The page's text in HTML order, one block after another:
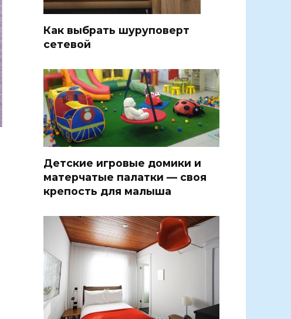
Как выбрать шуруповерт
сетевой
Детские игровые домики и
матерчатые палатки — своя
крепость для малыша